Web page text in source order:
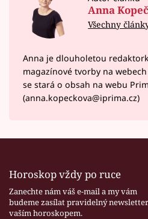
Anna
Všechny
Anna je dlouholetou
magazínové tvorby na
se stará o obsah na webu
(anna.kopeckova@iprima.cz)
Horoskop vždy po ruce
Zanechte nám váš e-mail a my vám
budeme zasílat pravidelný
vaším horoskopem.